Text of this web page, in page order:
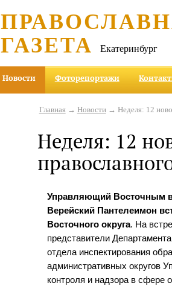
ГАЗЕТА Екатеринбург
Новости Фоторепортажи
Главная→ Новости→ Неделя: 12
Неделя: 12
Управляющий Восточным
Верейский Пантелеимон
Восточного округа. На
представители
отдела инспектирования
административных округов
контроля и надзора в сфере